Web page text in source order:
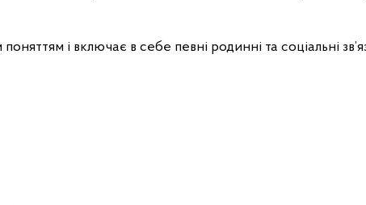
і включає в себе певні родинні та соціальні